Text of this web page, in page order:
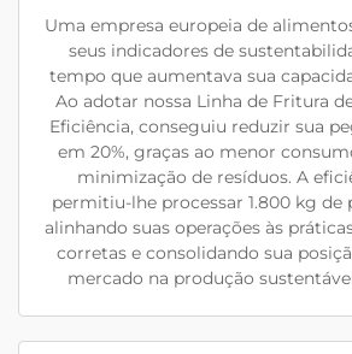
Uma empresa europeia de
seus indicadores de
tempo que aumentava sua
Ao adotar nossa Linha de Fritura
Eficiência, conseguiu reduzir sua
em 20%, graças ao menor
minimização de resíduos. A
permitiu-lhe processar 1.800 kg de
alinhando suas operações às
corretas e consolidando sua
mercado na produção